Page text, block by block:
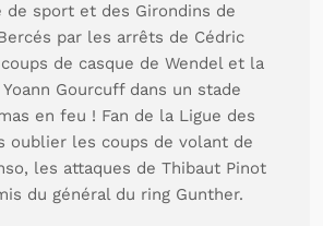
de sport et des Girondins de
par les arrêts de Cédric
de casque de Wendel et la
Gourcuff dans un stade
en feu ! Fan de la Ligue des
oublier les coups de volant de
les attaques de Thibaut Pinot
du général du ring Gunther.